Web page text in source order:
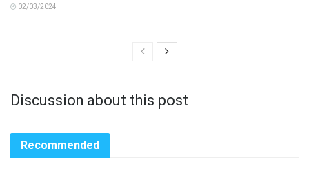
02/03/2024
Discussion about this post
Recommended